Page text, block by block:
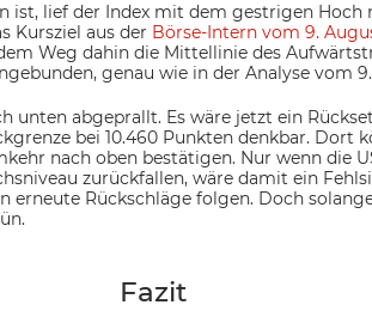
ist, lief der Index mit dem gestrigen Hoch
Kursziel aus der Börse-Intern vom 9.
Weg dahin die Mittellinie des
genau wie in der Analyse vom
unten abgeprallt. Es wäre jetzt ein
bei 10.460 Punkten denkbar. Dort
nach oben bestätigen. Nur wenn die
zurückfallen, wäre damit ein
erneute Rückschläge folgen. Doch
Fazit